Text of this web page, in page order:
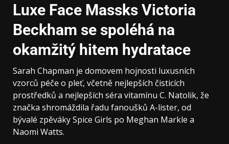
Luxe Face Massks Victoria
Beckham se spoléhá na
okamžitý hitem hydratace
Sarah Chapman je domovem hojnosti luxusních
vzorců péče o pleť, včetně nejlepších čisticích
prostředků a nejlepších séra vitamínu C. Natolik, že
značka shromáždila řadu fanoušků A-lister, od
bývalé zpěváky Spice Girls po Meghan Markle a
Naomi Watts.